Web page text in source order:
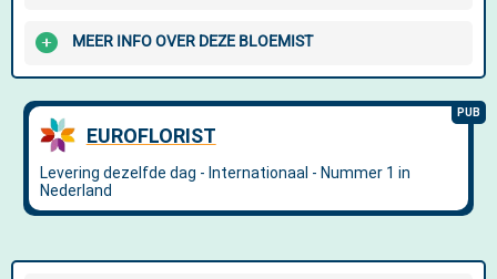
MEER INFO OVER DEZE BLOEMIST